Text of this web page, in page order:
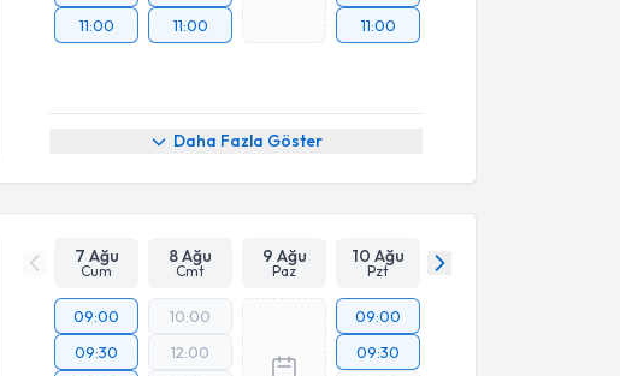
11:00
11:00
11:00
Daha Fazla Göster
7 Ağu
Cum
8 Ağu
Cmt
9 Ağu
Paz
10 Ağu
Pzt
09:00
09:30
10:00
12:00
09:00
09:30